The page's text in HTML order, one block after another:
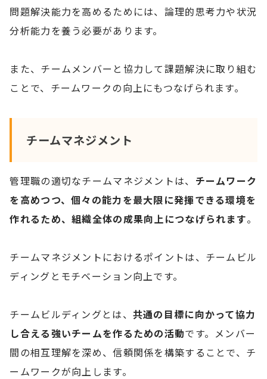
問題解決能力を高めるためには、論理的思考力や状況
分析能力を養う必要があります。
また、チームメンバーと協力して課題解決に取り組む
ことで、チームワークの向上にもつなげられます。
チームマネジメント
管理職の適切なチームマネジメントは、 チームワーク
を高めつつ、個々の能力を最大限に発揮できる環境を
作れるため、組織全体の成果向上につなげられます。
チームマネジメントにおけるポイントは、チームビル
ディングとモチベーション向上です。
チームビルディングとは、 共通の目標に向かって協力
し合える強いチームを作るための活動です。メンバー
間の相互理解を深め、信頼関係を構築することで、チ
ームワークが向上します。